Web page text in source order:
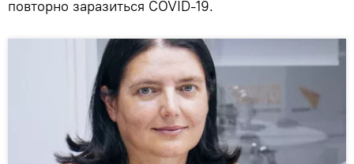
повторно заразиться COVID-19.